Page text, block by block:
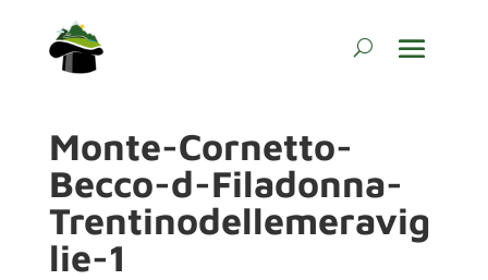
Monte-Cornetto-
Becco-d-Filadonna-
Trentinodellemeravig
lie-1